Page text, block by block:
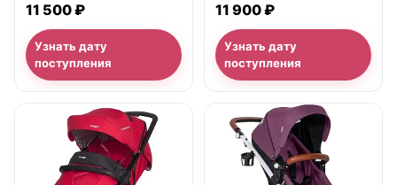
11 500 ₽
Узнать дату
поступления
11 900 ₽
Узнать дату
поступления
нет в продаже